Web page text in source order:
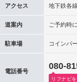
アクセス 地下鉄各
道案内 ご予約時
駐車場 コインパ
電話番号
080-
リフナビ